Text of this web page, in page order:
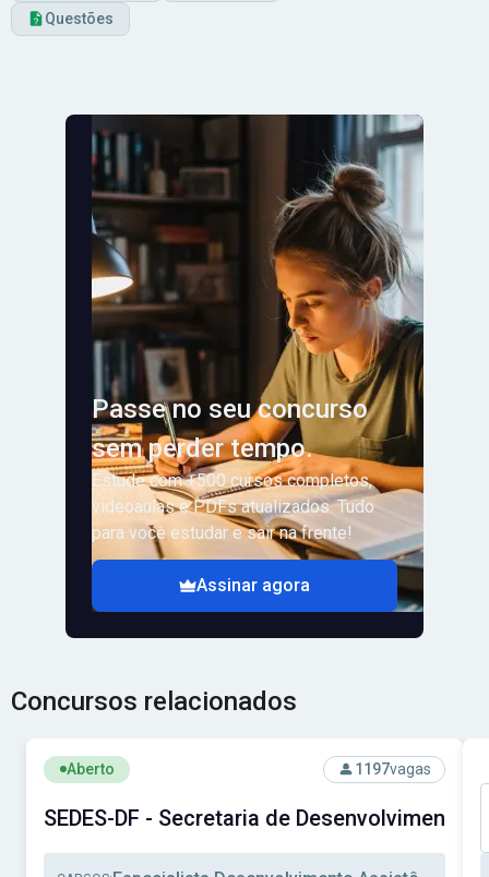
Questões
Passe no seu concurso
sem perder tempo.
Estude com +500 cursos completos,
videoaulas e PDFs atualizados. Tudo
para você estudar e sair na frente!
Assinar agora
Concursos relacionados
Ver concurso: SEDES-DF - Secretaria de
Aberto 1197vagas
SEDES-DF - Secretaria de Desenvolvimento